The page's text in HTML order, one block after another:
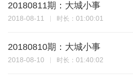
20180811期：大城小事
2018-08-11 时长： 01:00:01
20180810期：大城小事
2018-08-10 时长： 01:40:02